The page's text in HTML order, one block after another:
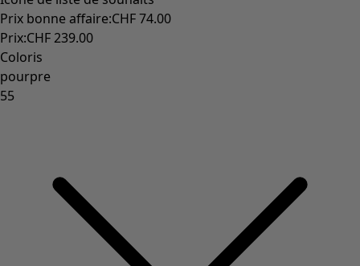
Collections
Dans l'univers du kimono
Étendues champêtres